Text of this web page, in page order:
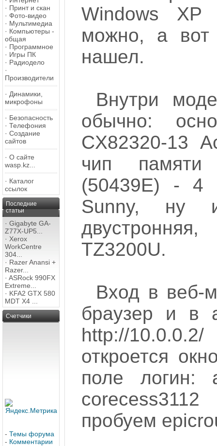
· Принт и скан
· Фото-видео
· Мультимедиа
· Компьютеры -
общая
· Программное
· Игры ПК
· Радиодело
·
Производители
· Динамики,
микрофоны
· Безопасность
· Телефония
· Создание
сайтов
· О сайте
wasp.kz...
· Каталог
ссылок
Последние
статьи
· Gigabyte GA-
Z77X-UP5...
· Xerox
WorkCentre
304...
· Razer Anansi +
Razer...
· ASRock 990FX
Extreme...
· KFA2 GTX 580
MDT X4 ...
Счетчики
- Темы форума
- Комментарии
Windows XP
можно, а
нашел.
Внутри
обычно:
CX82320-13
чип памяти
(50439E) - 4
Sunny, ну
TZ3200U.
Вход в веб-
браузер и в
http://
откроется
поле логин:
пробуем